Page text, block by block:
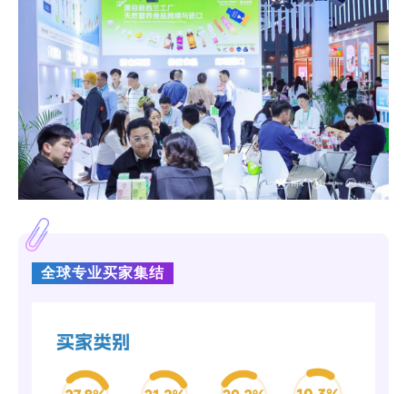
全球专业买家集结